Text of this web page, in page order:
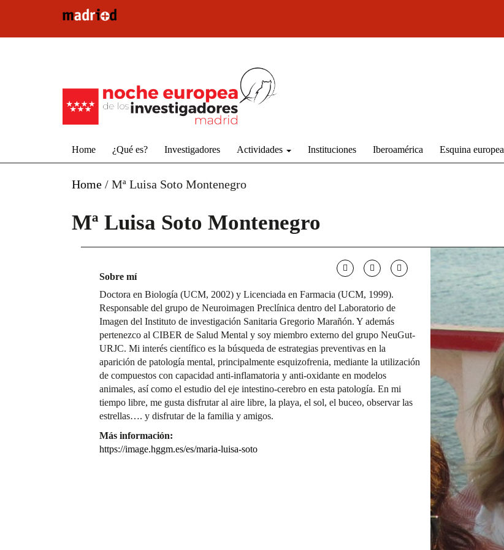
Home ¿Qué es? Investigadores Actividades Instituciones Iberoamérica Esquina europea
Home / Mª Luisa Soto Montenegro
Mª Luisa Soto Montenegro
Sobre mí
Doctora en Biología (UCM, 2002) y Licenciada en Farmacia (UCM, 1999).
Responsable del grupo de Neuroimagen Preclínica dentro del Laboratorio de
Imagen del Instituto de investigación Sanitaria Gregorio Marañón. Y además
pertenezco al CIBER de Salud Mental y soy miembro externo del grupo NeuGut-
URJC. Mi interés científico es la búsqueda de estrategias preventivas en la
aparición de patología mental, principalmente esquizofrenia, mediante la utilización
de compuestos con capacidad anti-inflamatoria y anti-oxidante en modelos
animales, así como el estudio del eje intestino-cerebro en esta patología. En mi
tiempo libre, me gusta disfrutar al aire libre, la playa, el sol, el buceo, observar las
estrellas…. y disfrutar de la familia y amigos.
Más información:
https://image.hggm.es/es/maria-luisa-soto